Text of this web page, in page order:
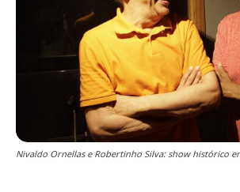
Nivaldo Ornellas e Robertinho Silva: show histórico